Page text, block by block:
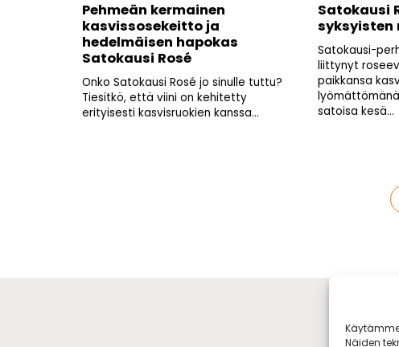
Näiden
Pehmeän kermainen
kasvissosekeitto ja
hedelmäisen hapokas
Satokausi Rosé
Onko Satokausi Rosé jo sinulle tuttu?
Tiesitkö, että viini on kehitetty
erityisesti kasvisruokien kanssa...
Satokausi
syksyisten
Satokausi-
liittynyt
paikkansa
satoisa kesä...